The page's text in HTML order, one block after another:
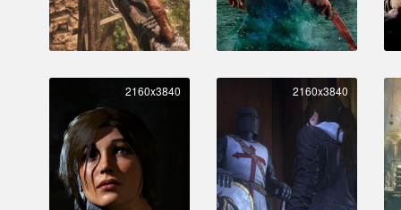
2160x3840 2160x3840